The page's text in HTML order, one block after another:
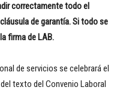
correctamente todo el
de garantía. Si todo se
firma de LAB.
de servicios se celebrará el
texto del Convenio Laboral